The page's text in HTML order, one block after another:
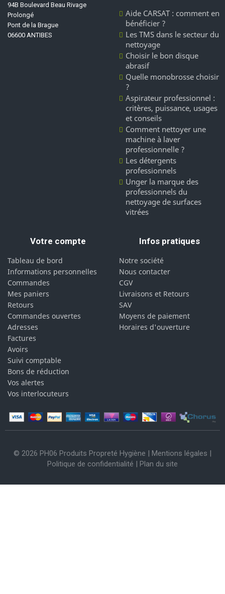
94B Boulevard Beau Rivage
Prolongé
Pont de la Brague
06600 ANTIBES
Aide CARSAT : comment en
bénéficier ?
Les TMS dans le secteur du
nettoyage
Choisir le bon disque
abrasif
Quelle monobrosse choisir
?
Aspirateur professionnel :
critères, puissance, usages
et conseils
Comment nettoyer une
machine à laver
professionnelle ?
Les détergents
professionnels
Unger la marque des
professionnels du
nettoyage de surfaces
vitrées
Votre compte
Tableau de bord
Informations personnelles
Commandes
Mes paniers
Retours
Commandes ouvertes
Adresses
Factures
Avoirs
Suivi comptable
Bons de réduction
Vos alertes
Vos interlocuteurs
Infos pratiques
Notre société
Nous contacter
CGV
Livraisons et Retours
SAV
Moyens de paiement
Horaires d'ouverture
© 2026 PH06 Produits Propreté Hygiène | Mentions légales
Politique de confidentialité
Plan du site